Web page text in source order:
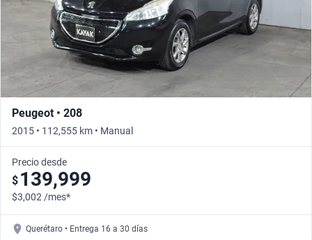
Peugeot • 208
2015 • 112,555 km • Manual
Precio desde
$ 139,999
$3,002 /mes*
Querétaro • Entrega 16 a 30 días